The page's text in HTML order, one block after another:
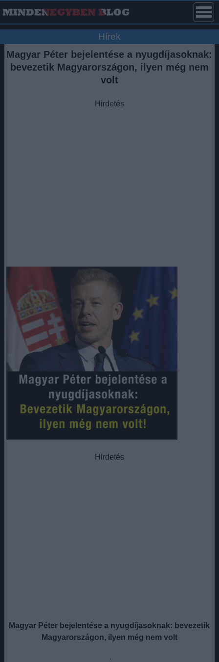
Hírek
Magyar Péter bejelentése a nyugdíjasoknak:
bevezetik Magyarországon, ilyen még nem
volt
Hirdetés
Hirdetés
Magyar Péter bejelentése a nyugdíjasoknak: bevezetik
Magyarországon, ilyen még nem volt
.